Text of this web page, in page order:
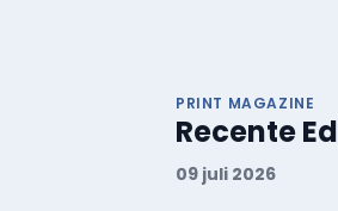
PRINT MAGAZINE
Recente
09 juli 2026